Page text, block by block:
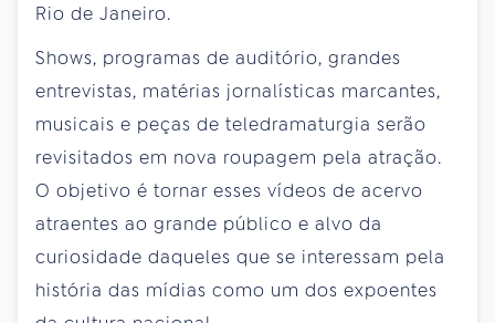
Rio de Janeiro.
Shows, programas de auditório, grandes
entrevistas, matérias jornalísticas marcantes,
musicais e peças de teledramaturgia serão
revisitados em nova roupagem pela atração.
O objetivo é tornar esses vídeos de acervo
atraentes ao grande público e alvo da
curiosidade daqueles que se interessam pela
história das mídias como um dos expoentes